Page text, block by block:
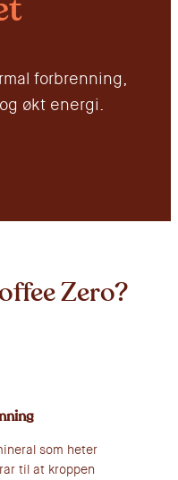
forbrenning,
økt energi.
Zero?
som heter
til at kroppen